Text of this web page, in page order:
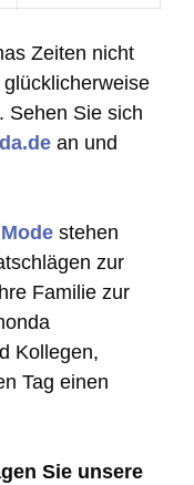
Zeiten nicht
Sehen Sie sich
an und
stehen
zur
Familie zur
Kollegen,
Tag einen
Sie unsere